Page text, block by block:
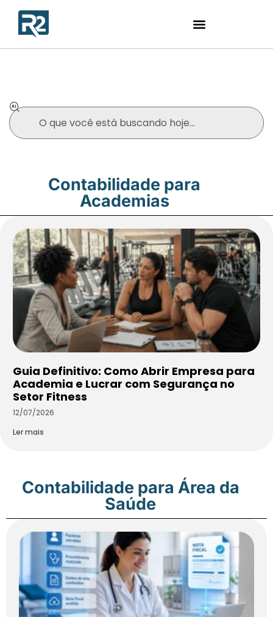
Contabilidade para
Academias
Guia Definitivo: Como Abrir Empresa para
Academia e Lucrar com Segurança no
Setor Fitness
12/07/2026
Ler mais
Contabilidade para Área da
Saúde